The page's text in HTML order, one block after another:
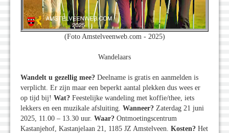
(Foto Amstelveenweb.com - 2025)
Wandelaars
Wandelt u gezellig mee? Deelname is gratis en aanmelden is
verplicht. Er zijn maar een beperkt aantal plekken dus wees er
op tijd bij! Wat? Feestelijke wandeling met koffie/thee, iets
lekkers en een muzikale afsluiting. Wanneer? Zaterdag 21 juni
2025, 11.00 – 13.30 uur. Waar? Ontmoetingscentrum
Kastanjehof, Kastanjelaan 21, 1185 JZ Amstelveen. Kosten? Het